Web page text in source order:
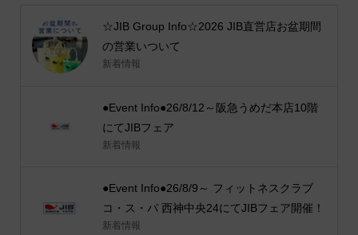
☆JIB Group Info☆2026 JIB直営店お盆期間
の営業いついて
新着情報
●Event Info●26/8/12～阪急うめだ本店10階
にてJIBフェア
新着情報
●Event Info●26/8/9～ フィットネスクラブ
コ・ス・パ 西神中央24にてJIBフェア開催！
新着情報